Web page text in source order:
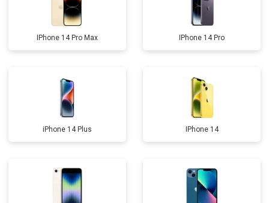
IPhone 14 Pro Max IPhone 14 Pro
iPhone 14 Plus IPhone 14